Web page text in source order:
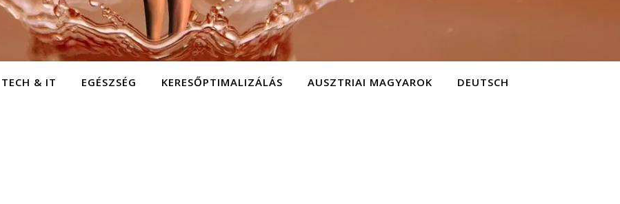
TECH & IT EGÉSZSÉG KERESŐPTIMALIZÁLÁS AUSZTRIAI MAGYAROK DEUTSCH